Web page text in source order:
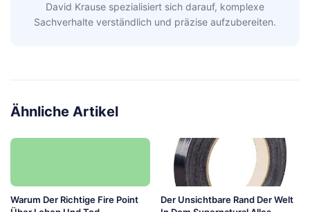
David Krause spezialisiert sich darauf, komplexe
Sachverhalte verständlich und präzise aufzubereiten.
Ähnliche Artikel
Warum Der Richtige Fire Point
Der Unsichtbare Rand Der Welt